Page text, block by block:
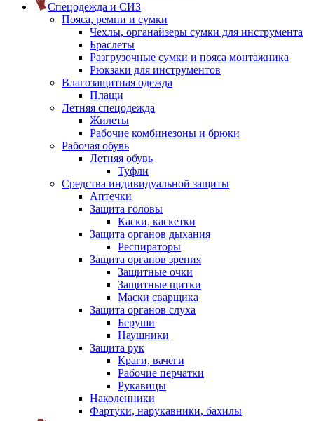
Спецодежда и СИЗ
Пояса, ремни и сумки
Чехлы, органайзеры сумки для инструмента
Браслеты
Разгрузочные сумки и пояса монтажника
Рюкзаки для инструментов
Влагозащитная одежда
Плащи
Летняя спецодежда
Жилеты
Рабочие комбинезоны и брюки
Рабочая обувь
Летняя обувь
Туфли
Средства индивидуальной защиты
Аптечки
Защита головы
Каски, каскетки
Защита органов дыхания
Респираторы
Защита органов зрения
Защитные очки
Защитные щитки
Маски сварщика
Защита органов слуха
Беруши
Наушники
Защита рук
Краги, вачеги
Рабочие перчатки
Рукавицы
Наколенники
Фартуки, нарукавники, бахилы